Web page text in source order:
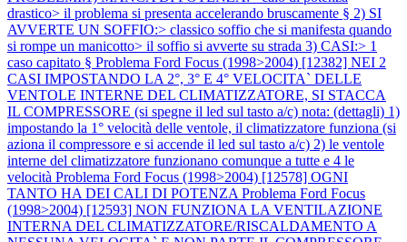
drastico> il problema si presenta accelerando bruscamente § 2) SI
AVVERTE UN SOFFIO:> classico soffio che si manifesta quando
si rompe un manicotto> il soffio si avverte su strada 3) CASI:> 1
caso capitato § Problema Ford Focus (1998>2004) [12382] NEI 2
CASI IMPOSTANDO LA 2°, 3° E 4° VELOCITA` DELLE
VENTOLE INTERNE DEL CLIMATIZZATORE, SI STACCA
IL COMPRESSORE (si spegne il led sul tasto a/c) nota: (dettagli) 1)
impostando la 1° velocità delle ventole, il climatizzatore funziona (si
aziona il compressore e si accende il led sul tasto a/c) 2) le ventole
interne del climatizzatore funzionano comunque a tutte e 4 le
velocità Problema Ford Focus (1998>2004) [12578] OGNI
TANTO HA DEI CALI DI POTENZA Problema Ford Focus
(1998>2004) [12593] NON FUNZIONA LA VENTILAZIONE
INTERNA DEL CLIMATIZZATORE/RISCALDAMENTO A